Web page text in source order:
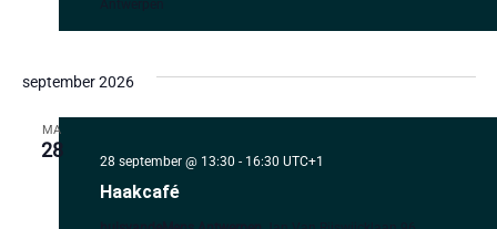
september 2026
MA
28
Haakcafé
28 september @ 13:30 - 16:30 UTC+1